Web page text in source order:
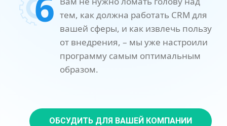
тем, как должна работать CRM для
вашей сферы, и как извлечь пользу
от внедрения, – мы уже настроили
программу самым оптимальным
образом.
ОБСУДИТЬ ДЛЯ ВАШЕЙ КОМПАНИИ